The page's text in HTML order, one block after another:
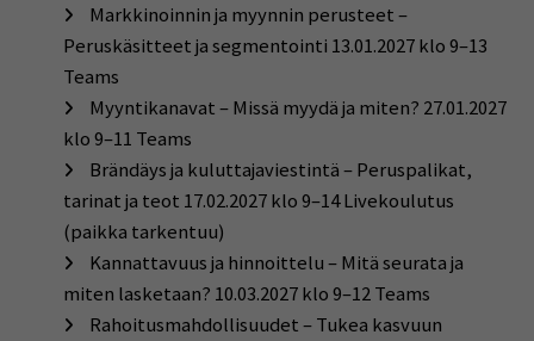
Markkinoinnin ja myynnin perusteet –
Peruskäsitteet ja segmentointi 13.01.2027 klo 9–13
Teams
Myyntikanavat – Missä myydä ja miten? 27.01.2027
klo 9–11 Teams
Brändäys ja kuluttajaviestintä – Peruspalikat,
tarinat ja teot 17.02.2027 klo 9–14 Livekoulutus
(paikka tarkentuu)
Kannattavuus ja hinnoittelu – Mitä seurata ja
miten lasketaan? 10.03.2027 klo 9–12 Teams
Rahoitusmahdollisuudet – Tukea kasvuun